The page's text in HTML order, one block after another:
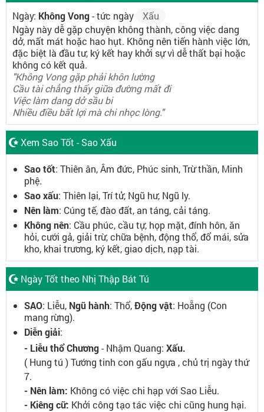
Ngày: Không Vong- tức ngày
Xấu
Ngày này dễ gặp chuyện không thành, công việc dang
dở, mất mát hoặc hao hụt. Không nên tiến hành việc lớn,
đặc biệt là đầu tư, ký kết hay khởi sự vì dễ thất bại hoặc
không có kết quả.
"Không Vong gặp phải khôn lường
Cầu tài chẳng thấy giữa đường mất đi
Việc làm dang dở sầu bi
Nhiều điều bất lợi mà chi nhọc lòng."
Xem Sao Tốt - Sao Xấu
Sao tốt: Thiên ân, Âm đức, Phúc sinh, Trừ thần, Minh
phệ.
Sao xấu: Thiên lại, Trí tử, Ngũ hư, Ngũ ly.
Nên làm: Cúng tế, đào đất, an táng, cải táng.
Không nên: Cầu phúc, cầu tự, họp mặt, đính hôn, ăn
hỏi, cưới gả, giải trừ, chữa bệnh, động thổ, đổ mái, sửa
kho, khai trương, ký kết, giao dịch, nạp tài.
Ngày Tốt theo Nhị Thập Bát Tú
SAO: Liễu, Ngũ hành: Thổ,Động vật: Hoẵng (Con
mang rừng).
Diễn giải:
- Liễu thổ Chương- Nhậm Quang: Xấu.
( Hung tú ) Tướng tinh con gấu ngựa , chủ trị ngày thứ
7.
- Nên làm: Không có việc chi hạp với Sao Liễu.
- Kiêng cữ: Khởi công tạo tác việc chi cũng hung hại.